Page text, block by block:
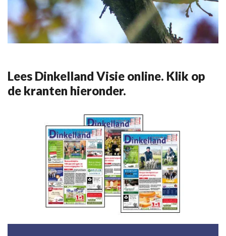
Lees Dinkelland Visie online. Klik op
de kranten hieronder.